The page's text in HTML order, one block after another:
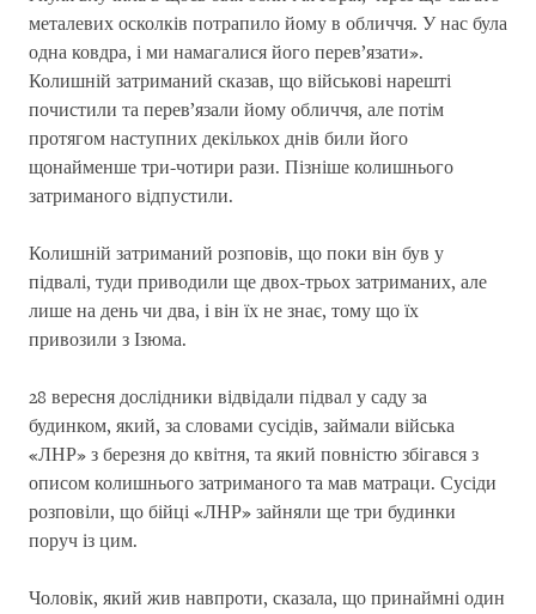
металевих осколків потрапило йому в обличчя. У нас була
одна ковдра, і ми намагалися його перев’язати».
Колишній затриманий сказав, що військові нарешті
почистили та перев’язали йому обличчя, але потім
протягом наступних декількох днів били його
щонайменше три-чотири рази. Пізніше колишнього
затриманого відпустили.
Колишній затриманий розповів, що поки він був у
підвалі, туди приводили ще двох-трьох затриманих, але
лише на день чи два, і він їх не знає, тому що їх
привозили з Ізюма.
28 вересня дослідники відвідали підвал у саду за
будинком, який, за словами сусідів, займали війська
«ЛНР» з березня до квітня, та який повністю збігався з
описом колишнього затриманого та мав матраци. Сусіди
розповіли, що бійці «ЛНР» зайняли ще три будинки
поруч із цим.
Чоловік, який жив навпроти, сказала, що принаймні один